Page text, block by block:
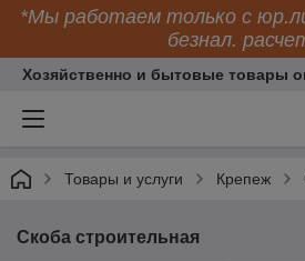
*Мы работаем только с
безнал.
Хозяйственно и бытовые товары
Товары и услуги Крепеж
Скоба строительная